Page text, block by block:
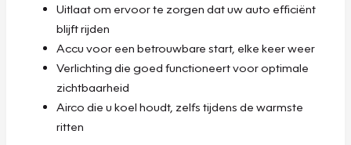
Uitlaat om ervoor te zorgen dat uw auto efficiënt
blijft rijden
Accu voor een betrouwbare start, elke keer weer
Verlichting die goed functioneert voor optimale
zichtbaarheid
Airco die u koel houdt, zelfs tijdens de warmste
ritten